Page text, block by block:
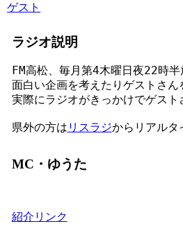
ゲスト
ラジオ説明
FM高松、毎月第4木曜日夜22時半
面白い企画を考えたりゲストさ
実際にラジオがきっかけでゲスト
県外の方は リスラジからリアルタ
MC・ゆうた
紹介リンク